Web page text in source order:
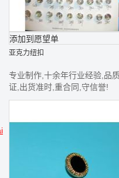
添加到愿望单
亚克力纽扣
专业制作,十余年行业经验,品
证,出货准时,重合同,守信誉!